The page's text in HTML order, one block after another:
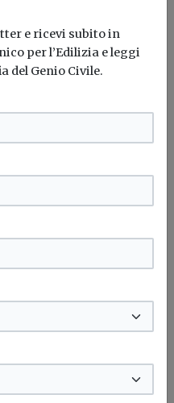
un’industria
autonoma e
e ricevi subito in
per l’Edilizia e leggi
del Genio Civile.